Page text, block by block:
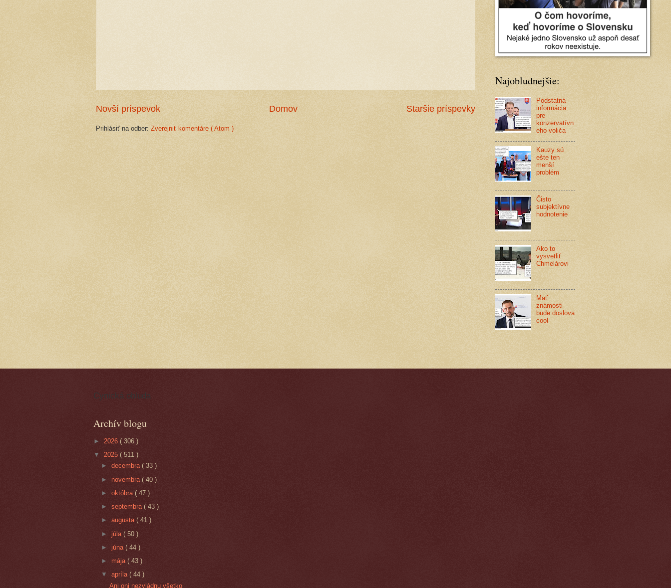
Novší príspevok Staršie príspevky
Domov
Prihlásiť na odber: Zverejniť komentáre ( Atom )
Najobludnejšie:
Podstatná
informácia
pre
konzervatívn
eho voliča
Kauzy sú
ešte ten
menší
problém
Čisto
subjektívne
hodnotenie
Ako to
vysvetliť
Chmelárovi
Mať
známosti
bude doslova
cool
Cynická obluda
Archív blogu
► 2026 ( 306 )
▼ 2025 ( 511 )
►decembra( 33 )
►novembra( 40 )
►októbra ( 47 )
►septembra( 43 )
►augusta( 41 )
►júla( 50 )
► júna( 44 )
► mája( 43 )
▼apríla( 44 )
Ani oni nezvládnu všetko